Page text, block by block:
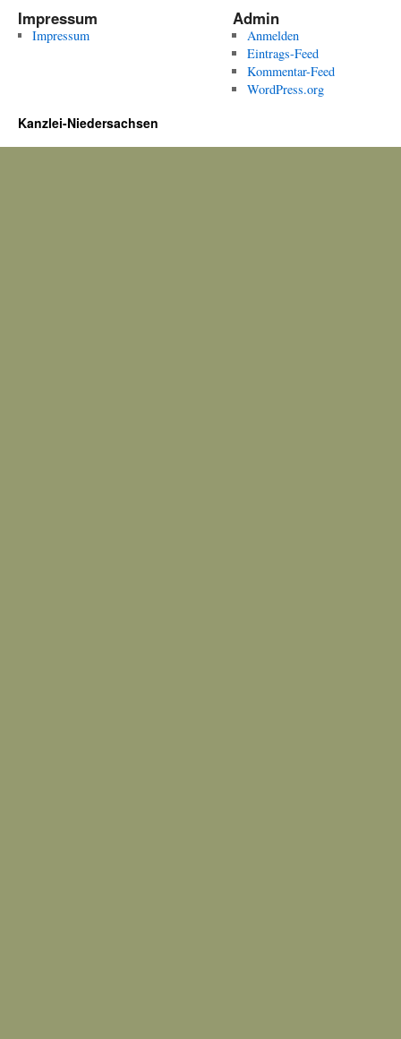
Impressum
Impressum
Admin
Anmelden
Eintrags-Feed
Kommentar-Feed
WordPress.org
Kanzlei-Niedersachsen